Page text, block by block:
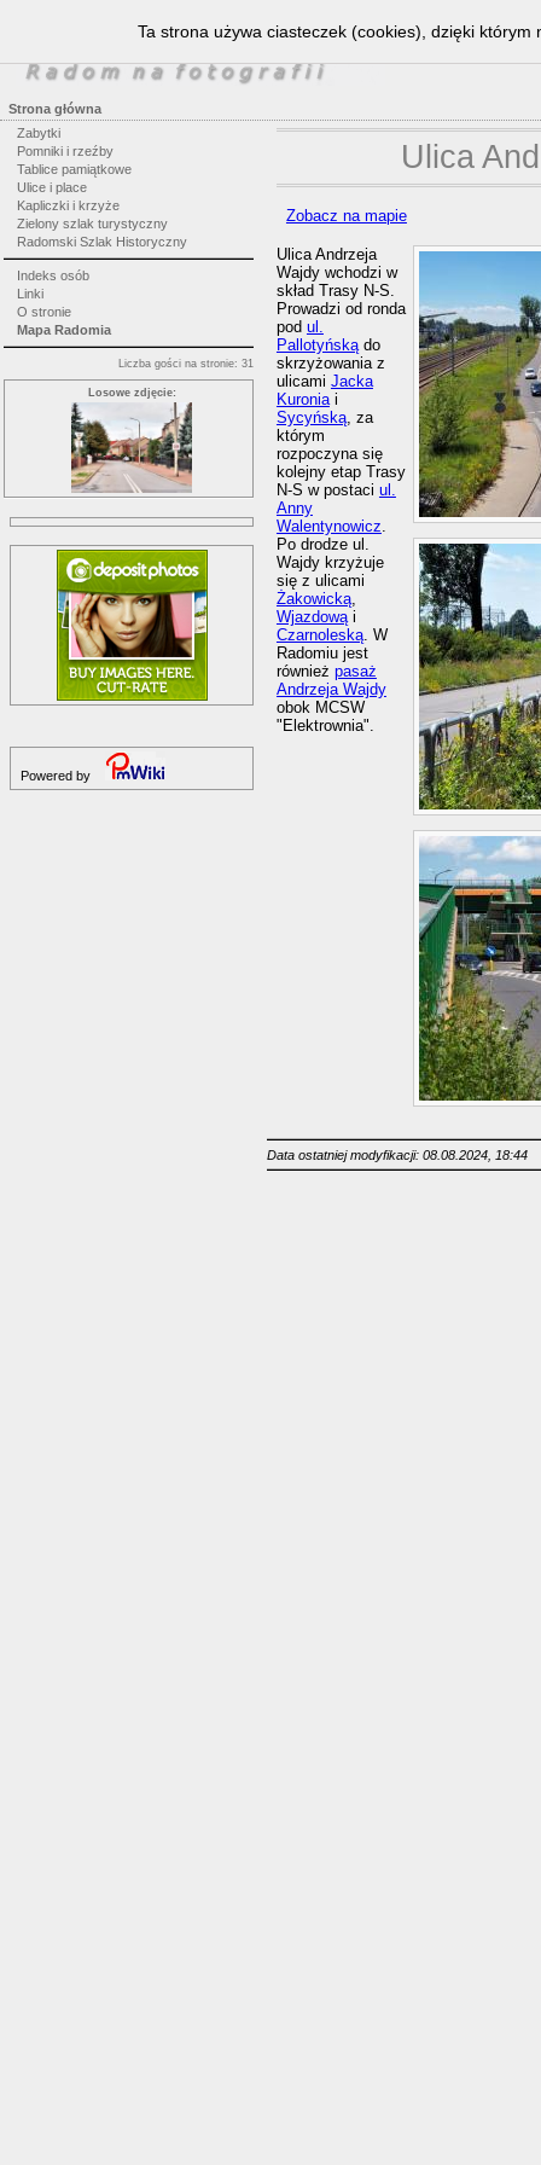
Strona główna
Zabytki
Pomniki i rzeźby
Tablice pamiątkowe
Ulice i place
Kapliczki i krzyże
Zielony szlak turystyczny
Radomski Szlak Historyczny
Indeks osób
Linki
O stronie
Mapa Radomia
Liczba gości na stronie: 31
Losowe zdjęcie:
Powered by
Ulica
Zobacz na mapie
Ulica Andrzeja
Wajdy wchodzi w
skład Trasy N-S.
Prowadzi od ronda
pod ul.
Pallotyńskądo
skrzyżowania z
ulicami Jacka
Kuroniai
Sycyńską, za
którym
rozpoczyna się
kolejny etap Trasy
N-S w postaci ul.
Anny
Walentynowicz.
Po drodze ul.
Wajdy krzyżuje
się z ulicami
Żakowicką,
Wjazdowąi
Czarnoleską. W
Radomiu jest
również pasaż
Andrzeja Wajdy
obok MCSW
"Elektrownia".
Data ostatniej modyfikacji: 08.08.2024, 18:44
Ta strona używa ciasteczek (cookies), dzięki którym